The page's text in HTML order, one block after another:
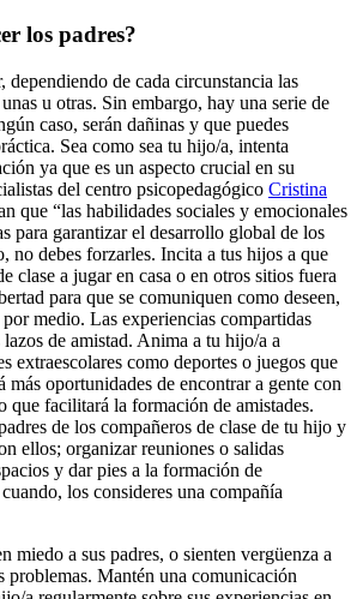
los padres?
dependiendo de cada circunstancia las
u otras. Sin embargo, hay una serie de
caso, serán dañinas y que puedes
Sea como sea tu hijo/a, intenta
ya que es un aspecto crucial en su
del centro psicopedagógico Cristina
que “las habilidades sociales y emocionales
para garantizar el desarrollo global de los
no debes forzarles. Incita a tus hijos a que
clase a jugar en casa o en otros sitios fuera
para que se comuniquen como deseen,
medio. Las experiencias compartidas
de amistad. Anima a tu hijo/a a
extraescolares como deportes o juegos que
más oportunidades de encontrar a gente con
que facilitará la formación de amistades.
de los compañeros de clase de tu hijo y
ellos; organizar reuniones o salidas
y dar pies a la formación de
los consideres una compañía
miedo a sus padres, o sienten vergüenza a
problemas. Mantén una comunicación